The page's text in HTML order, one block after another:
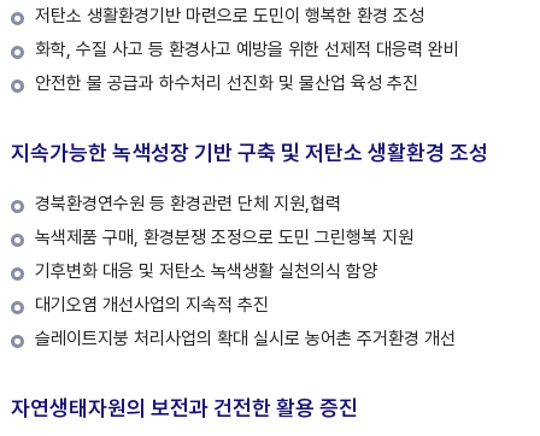
저탄소 생활환경기반 마련으로 도민이 행복한 환경 조성
화학, 수질 사고 등 환경사고 예방을 위한 선제적 대응력 완비
안전한 물 공급과 하수처리 선진화 및 물산업 육성 추진
지속가능한 녹색성장 기반 구축 및 저탄소 생활환경 조성
경북환경연수원 등 환경관련 단체 지원,협력
녹색제품 구매, 환경분쟁 조정으로 도민 그린행복 지원
기후변화 대응 및 저탄소 녹색생활 실천의식 함양
대기오염 개선사업의 지속적 추진
슬레이트지붕 처리사업의 확대 실시로 농어촌 주거환경 개선
자연생태자원의 보전과 건전한 활용 증진